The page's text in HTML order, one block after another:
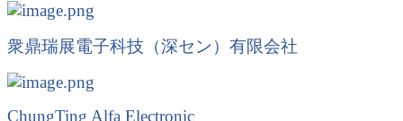
衆鼎瑞展電子科技（深セン）有限会社
ChungTing Alfa Electronic